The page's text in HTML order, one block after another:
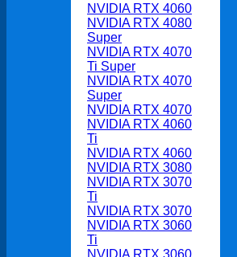
NVIDIA RTX 4060
NVIDIA RTX 4080
Super
NVIDIA RTX 4070
Ti Super
NVIDIA RTX 4070
Super
NVIDIA RTX 4070
NVIDIA RTX 4060
Ti
NVIDIA RTX 4060
NVIDIA RTX 3080
NVIDIA RTX 3070
Ti
NVIDIA RTX 3070
NVIDIA RTX 3060
Ti
NVIDIA RTX 3060